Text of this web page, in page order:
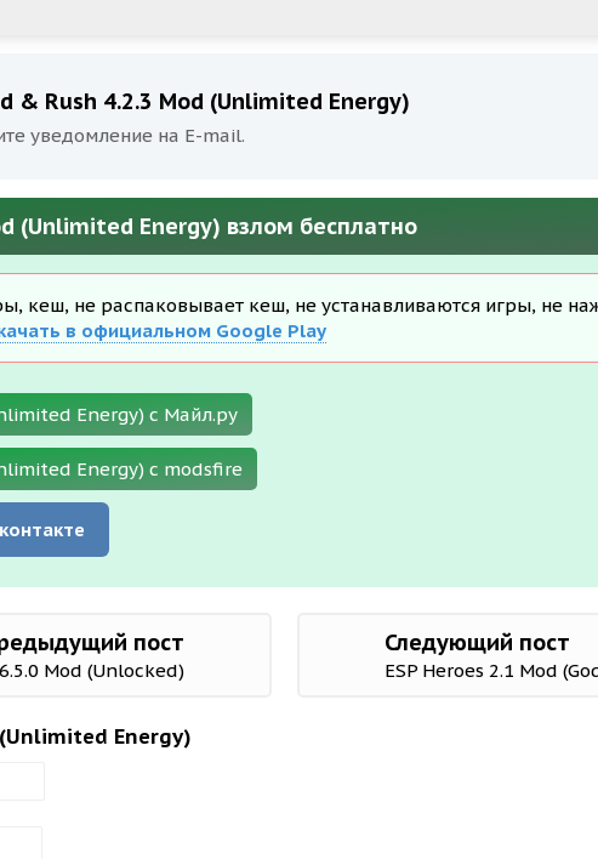
& Rush 4.2.3 Mod (Unlimited Energy)
уведомление на E-mail.
(Unlimited Energy) взлом бесплатно
кеш, не распаковывает кеш, не устанавливаются игры, не
в официальном Google Play
Energy) с Майл.ру
Energy) с modsfire
пост
Mod (Unlocked)
Следующий пост
ESP Heroes 2.1 Mod
Energy)